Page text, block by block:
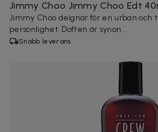
Jimmy Choo Jimmy Choo Edt
Jimmy Choo deignar för en urban och
personlighet. Doften är synon...
Snabb leverans